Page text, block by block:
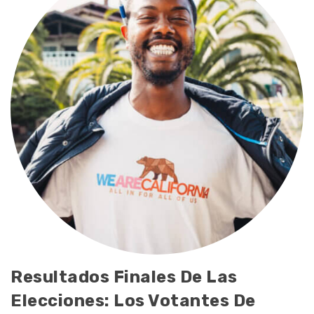
Resultados Finales De Las
Elecciones: Los Votantes De